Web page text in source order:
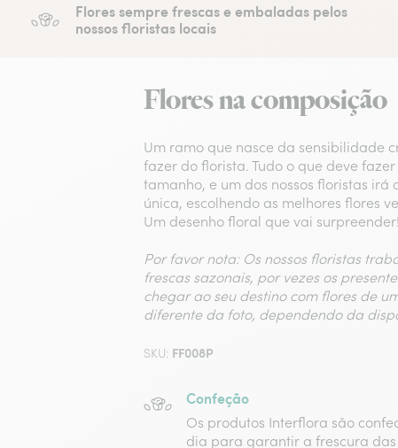
Flores sempre frescas e embaladas pelos
nossos floristas locais
Flores na composição
Um ramo que nasce da sensibilidade
fazer do florista. Tudo o que deve
tamanho, e um dos nossos floristas irá
única, escolhendo as melhores flores
Um desenho floral que vai surpreender!
Por favor nota: Os nossos floristas
frescas sazonais, por vezes os
chegar ao seu destino com flores de
diferente da foto, dependendo da
SKU: FF008P
Confeção
Os produtos Interflora são
dia para garantir a frescura das